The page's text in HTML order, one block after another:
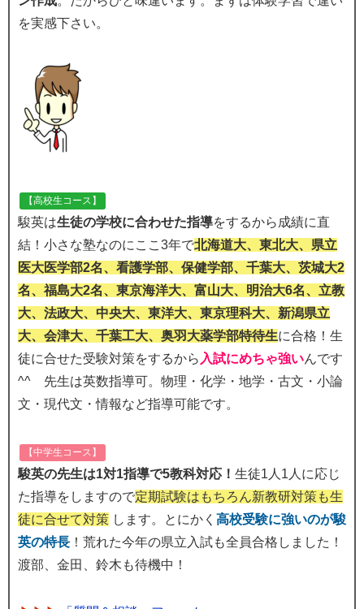
を実感下さい。
【高校生コース】
駿英は生徒の学校に合わせた指導をするから成績に直
結！小さな塾なのにここ3年で北海道大、東北大、県立
医大医学部2名、看護学部、保健学部、千葉大、茨城大2
名、福島大2名、東京海洋大、富山大、明治大6名、立教
大、法政大、中央大、東洋大、東京理科大、新潟県立
大、会津大、千葉工大、奥羽大薬学部特待生に合格！生
徒に合せた受験対策をするから 入試にめちゃ強いんです
^^ 先生は英数指導可。物理・化学・地学・古文・小論
文・現代文・情報など指導可能です。
【中学生コース】
駿英の先生は1対1指導で5教科対応！ 生徒1人1人に応じ
た指導をしますので定期試験はもちろん新教研対策も生
徒に合せて対策 します。とにかく 高校受験に強いのが駿
英の特長 ！荒れた今年の県立入試も全員合格しました！
渡部、金田、鈴木も待機中！